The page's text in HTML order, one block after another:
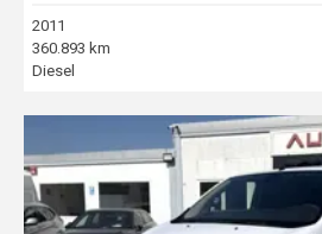
2011
360.893 km
Diesel